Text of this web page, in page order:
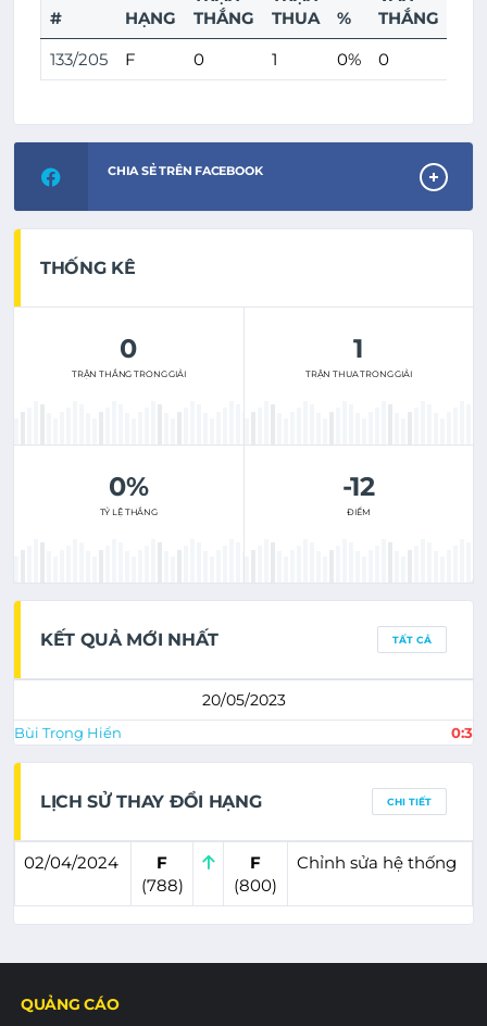
# HẠNG
THẮNG
THUA
%
THẮNG
133/205
F 0 1 0% 0
CHIA SẺ TRÊN FACEBOOK
THỐNG KÊ
0
TRẬN THẮNG TRONG GIẢI
1
TRẬN THUA TRONG GIẢI
0%
TỶ LỆ THẮNG
-12
ĐIỂM
KẾT QUẢ MỚI NHẤT TẤT CẢ
20/05/2023
Bùi Trọng Hiển 0:3
LỊCH SỬ THAY ĐỔI HẠNG CHI TIẾT
02/04/2024
F
(788)
F
(800)
Chỉnh sửa hệ thống
QUẢNG CÁO